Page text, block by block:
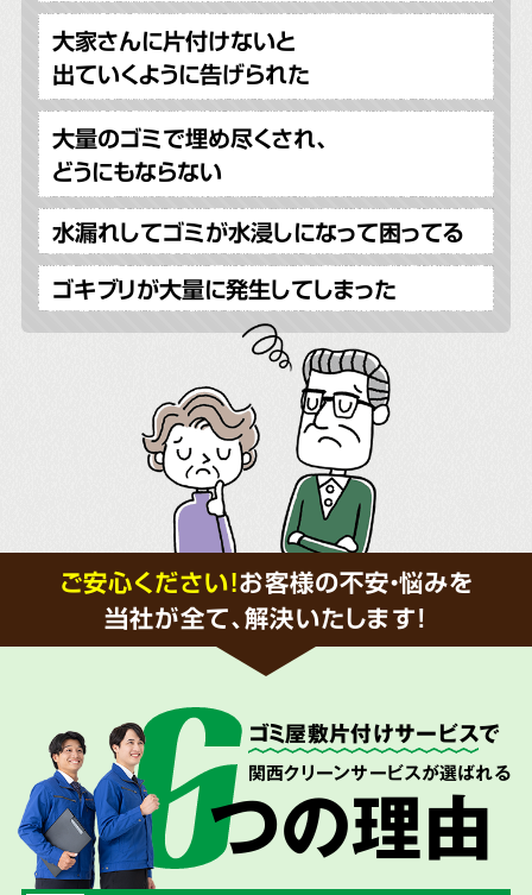
大家さんに片付けないと
出ていくように告げられた
大量のゴミで埋め尽くされ、
どうにもならない
水漏れしてゴミが水浸しになって困ってる
ゴキブリが大量に発生してしまった
ご安心ください！お客様の不安・悩みを
当社が全て、解決いたします!
ゴミ屋敷片付けサービスで
関西クリーンサービスが選ばれる
つの理由